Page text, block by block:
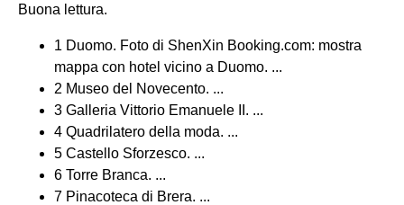
Buona lettura.
1 Duomo. Foto di ShenXin Booking.com: mostra
mappa con hotel vicino a Duomo. ...
2 Museo del Novecento. ...
3 Galleria Vittorio Emanuele II. ...
4 Quadrilatero della moda. ...
5 Castello Sforzesco. ...
6 Torre Branca. ...
7 Pinacoteca di Brera. ...